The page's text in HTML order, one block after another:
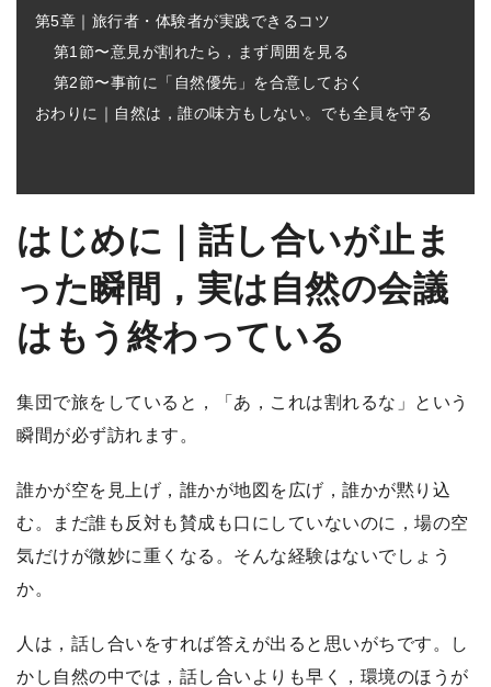
第5章｜旅行者・体験者が実践できるコツ
第1節〜意見が割れたら，まず周囲を見る
第2節〜事前に「自然優先」を合意しておく
おわりに｜自然は，誰の味方もしない。でも全員を守る
はじめに｜話し合いが止ま
った瞬間，実は自然の会議
はもう終わっている
集団で旅をしていると，「あ，これは割れるな」という
瞬間が必ず訪れます。
誰かが空を見上げ，誰かが地図を広げ，誰かが黙り込
む。まだ誰も反対も賛成も口にしていないのに，場の空
気だけが微妙に重くなる。そんな経験はないでしょう
か。
人は，話し合いをすれば答えが出ると思いがちです。し
かし自然の中では，話し合いよりも早く，環境のほうが